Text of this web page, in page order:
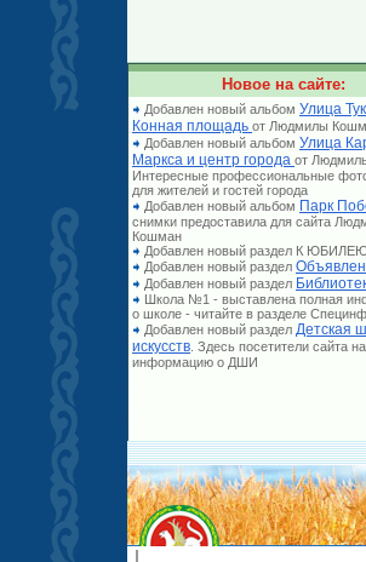
Новое на сайте:
Добавлен новый альбом Улица
Конная площадь от Людмилы
Добавлен новый альбом Улица
Маркса и центр города от
Интересные профессиональные
для жителей и гостей города
Добавлен новый альбом Парк
снимки предоставила для сайта
Кошман
Добавлен новый раздел К
Добавлен новый раздел
Добавлен новый раздел
Школа №1 - выставлена полная
о школе - читайте в разделе
Добавлен новый раздел Детская
искусств . Здесь посетители сайта
информацию о ДШИ